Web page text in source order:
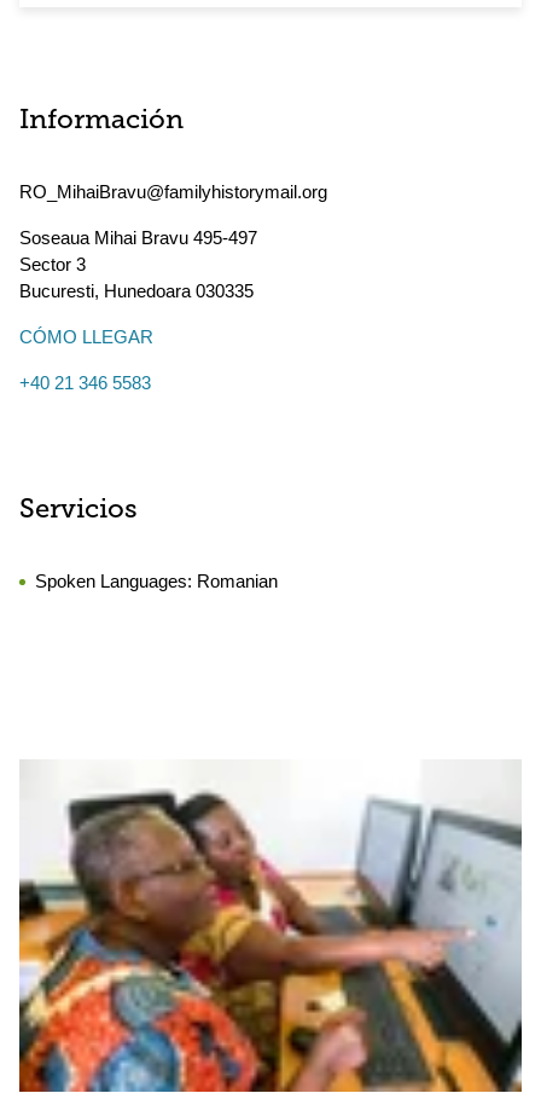
Información
RO_MihaiBravu@familyhistorymail.org
Soseaua Mihai Bravu 495-497
Sector 3
Bucuresti, Hunedoara 030335
CÓMO LLEGAR
+40 21 346 5583
Servicios
Spoken Languages: Romanian